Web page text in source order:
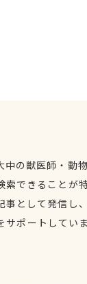
の獣医師・動
索できることが
事として発信し
サポートしてい